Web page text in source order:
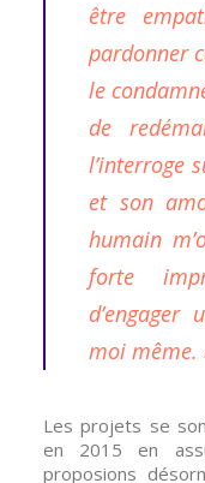
être
pardonner
le
de
l’interroge
et son
humain
forte
d’engager
moi même.
Les projets se
en 2015 en
proposions